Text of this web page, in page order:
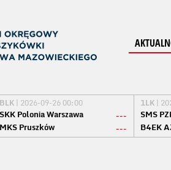
BLK | 2026-09-26 00:00
SKK Polonia Warszawa
---
MKS Pruszków
---
1LK |
SMS
B4EK